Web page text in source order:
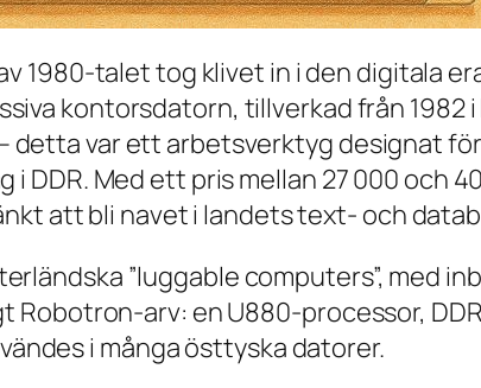
1980-talet tog klivet in i den digitala
kontorsdatorn, tillverkad från 1982
detta var ett arbetsverktyg designat
DDR. Med ett pris mellan 27 000 och
att bli navet i landets text- och
”luggable computers”, med
Robotron-arv: en U880-processor,
i många östtyska datorer.